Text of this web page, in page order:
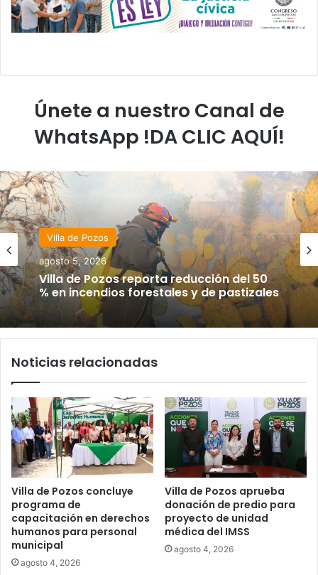
Únete a nuestro Canal de
WhatsApp !DA CLIC AQUÍ!
Villa de Pozos
agosto 5, 2026
Villa de Pozos reporta reducción del 50
% en incendios forestales y de pastizales
Noticias relacionadas
Villa de Pozos concluye
programa de
capacitación en derechos
humanos para personal
municipal
agosto 4, 2026
Villa de Pozos aprueba
donación de predio para
proyecto de unidad
médica del IMSS
agosto 4, 2026